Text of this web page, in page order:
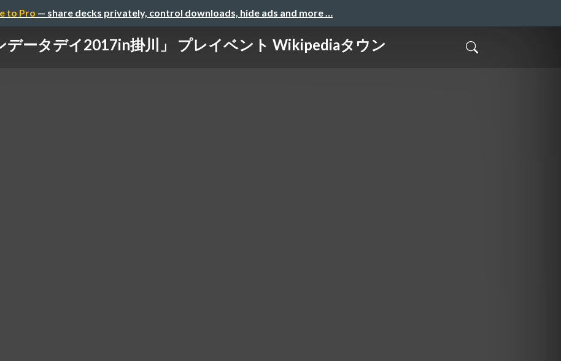
to Pro — share decks privately, control downloads, hide ads and more …
データデイ2017in掛川」 プレイベント Wikipediaタウン